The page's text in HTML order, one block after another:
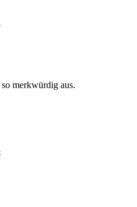
merkwürdig aus.